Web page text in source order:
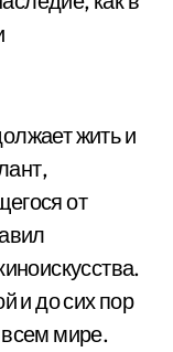
жить и
от
и до сих пор
мире.